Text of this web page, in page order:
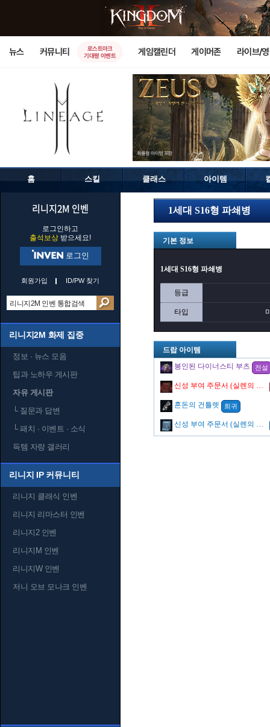
뉴스 커뮤니티
로스트아크
기대평 이벤트
게임캘린더 게이머존 라이브/
홈 스킬 클래스 아이템
리니지2M 인벤
로그인하고
출석보상 받으세요!
로그인
회원가입 ID/PW 찾기
리니지2M 화제 집중
정보 · 뉴스 모음
팁과 노하우 게시판
자유 게시판
└질문과 답변
└패치 · 이벤트 · 소식
득템 자랑 갤러리
리니지 IP 커뮤니티
리니지 클래식 인벤
리니지 리마스터 인벤
리니지2 인벤
리니지M 인벤
리니지W 인벤
저니 오브 모나크 인벤
1세대 S16형 파쇄병
기본 정보
1세대 S16형 파쇄병
등급
타입
드랍 아이템
봉인된 다이너스티 부츠
전설
신성 부여 주문서 (실렌의 저주)
혼돈의 건틀렛 희귀
신성 부여 주문서 (실렌의 절망)